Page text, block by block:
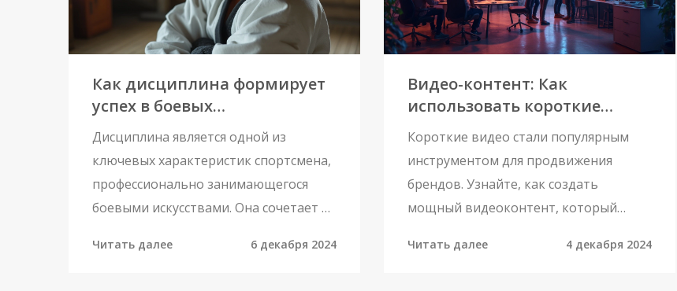
плата и сохранить интерес к
тренировкам.
устойчивости. Такая дисциплина
важна для достижения успехов без
Она обеспечивает гармоничное
развитие личности и способствует
достижению высоких спортивных
результатов.
Как дисциплина формирует
успех в боевых
единоборствах
Дисциплина является одной из
ключевых характеристик спортсмена,
профессионально занимающегося
боевыми искусствами. Она сочетает в
стойкость, а также способность
Читать далее 6 декабря 2024
Видео-контент: Как
использовать короткие
ролики для продвижения
Короткие видео стали популярным
инструментом для продвижения
брендов. Узнайте, как создать
мощный видеоконтент, который
продажи. Советы Григория Чарного и
Читать далее 4 декабря 2024